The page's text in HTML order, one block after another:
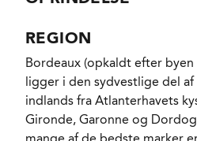
REGION
Bordeaux (opkaldt efter byen
ligger i den sydvestlige del
indlands fra Atlanterhavets
Gironde, Garonne og